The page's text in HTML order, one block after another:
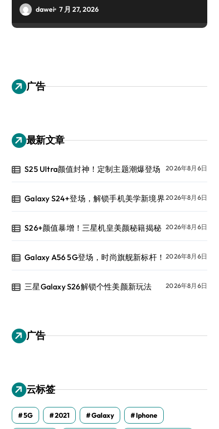
dawei 7 月 27, 2026
广告
最新文章
S25 Ultra颜值封神！定制主题潮爆登场 2026年8月6日
Galaxy S24+登场，解锁手机美学新境界2026年8月6日
S26+颜值暴增！三星机皇美颜秘籍揭秘 2026年8月6日
Galaxy A56 5G登场，时尚旗舰新标杆！ 2026年8月6日
三星Galaxy S26解锁个性美颜新玩法 2026年8月6日
广告
云标签
5G 2021 Galaxy Iphone